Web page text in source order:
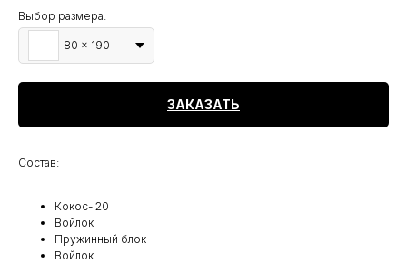
Выбор размера:
80 x 190
ЗАКАЗАТЬ
Состав:
Кокос- 20
Войлок
Пружинный блок
Войлок